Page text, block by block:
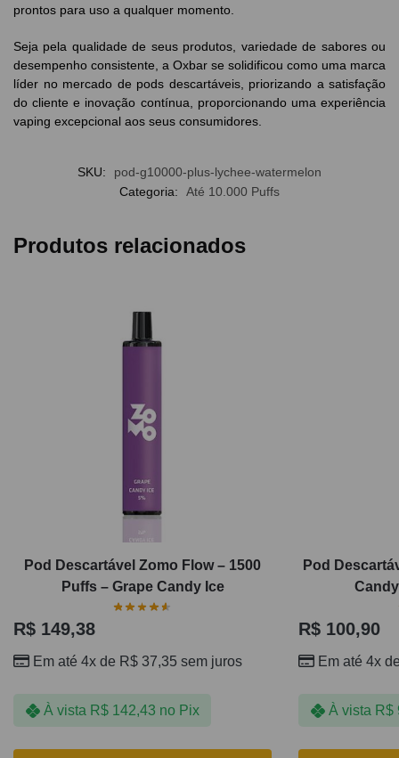
prontos para uso a qualquer momento.
Seja pela qualidade de seus produtos, variedade de sabores ou
desempenho consistente, a Oxbar se solidificou como uma marca
líder no mercado de pods descartáveis, priorizando a satisfação
do cliente e inovação contínua, proporcionando uma experiência
vaping excepcional aos seus consumidores.
SKU:
pod-g10000-plus-lychee-watermelon
Categoria:
Até 10.000 Puffs
Produtos relacionados
Pod Descartável Zomo Flow – 1500
Puffs – Grape Candy Ice
R$ 149,38
Em até 4x de R$ 37,35 sem juros
À vista R$142,43 no Pix
Pod
R$ 100,90
Em até 4x
À vista R$